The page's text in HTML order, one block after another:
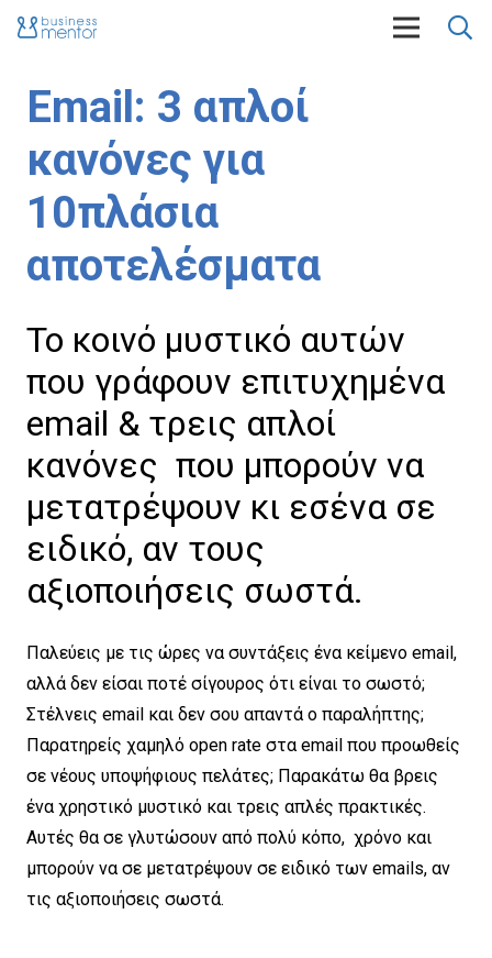
Email: 3 απλοί
κανόνες για
10πλάσια
αποτελέσματα
Το κοινό μυστικό αυτών
που γράφουν επιτυχημένα
email & τρεις απλοί
κανόνες που μπορούν να
μετατρέψουν κι εσένα σε
ειδικό, αν τους
αξιοποιήσεις σωστά.
Παλεύεις με τις ώρες να συντάξεις ένα κείμενο email,
αλλά δεν είσαι ποτέ σίγουρος ότι είναι το σωστό;
Στέλνεις email και δεν σου απαντά ο παραλήπτης;
Παρατηρείς χαμηλό open rate στα email που προωθείς
σε νέους υποψήφιους πελάτες; Παρακάτω θα βρεις
ένα χρηστικό μυστικό και τρεις απλές πρακτικές.
Αυτές θα σε γλυτώσουν από πολύ κόπο, χρόνο και
μπορούν να σε μετατρέψουν σε ειδικό των emails, αν
τις αξιοποιήσεις σωστά.